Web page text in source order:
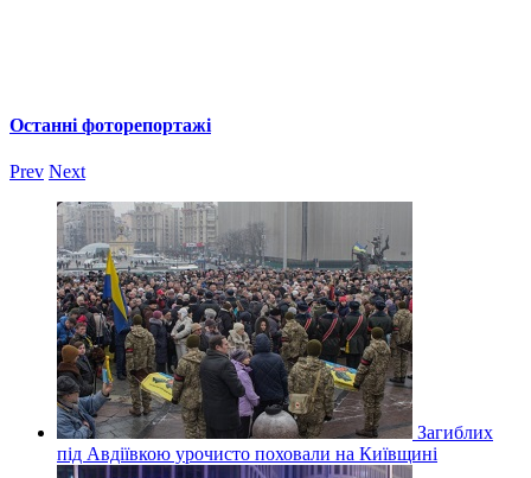
Останні фоторепортажі
Prev Next
Загиблих
під Авдіївкою урочисто поховали на Київщині